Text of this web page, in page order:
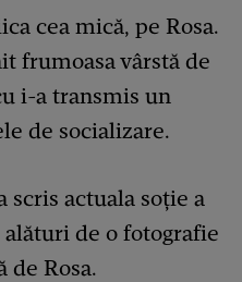
cea mică, pe Rosa.
frumoasa vârstă de
i-a transmis un
de socializare.
scris actuala soție a
de o fotografie
de Rosa.